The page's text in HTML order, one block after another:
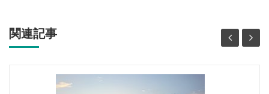
関連記事